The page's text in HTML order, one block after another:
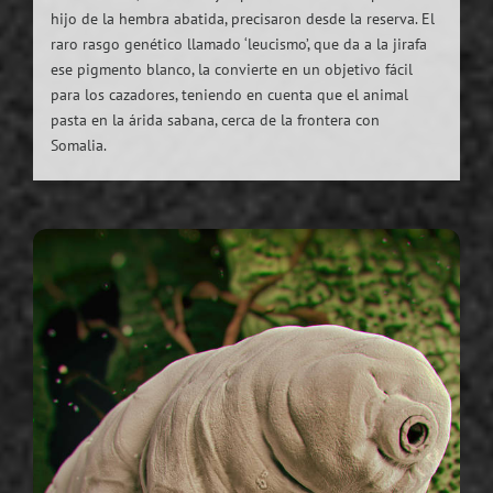
hijo de la hembra abatida, precisaron desde la reserva. El
raro rasgo genético llamado ‘leucismo’, que da a la jirafa
ese pigmento blanco, la convierte en un objetivo fácil
para los cazadores, teniendo en cuenta que el animal
pasta en la árida sabana, cerca de la frontera con
Somalia.